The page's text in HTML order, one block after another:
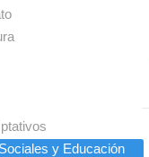
y Educación